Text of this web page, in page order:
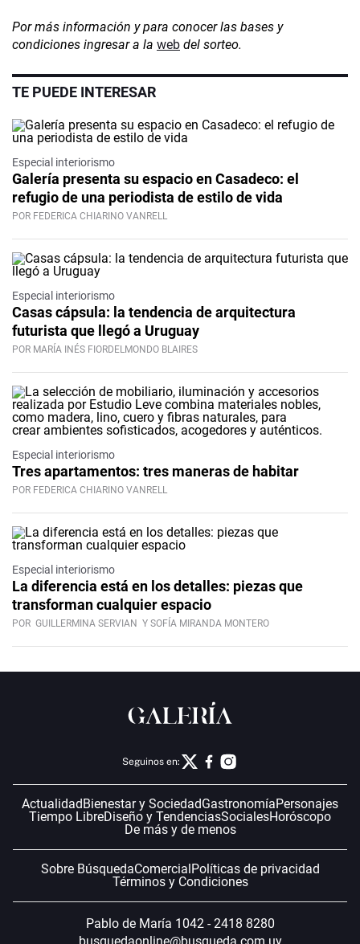
Por más información y para conocer las bases y
condiciones ingresar a la web del sorteo.
TE PUEDE INTERESAR
Especial interiorismo
Galería presenta su espacio en Casadeco: el
refugio de una periodista de estilo de vida
POR FEDERICA CHIARINO VANRELL
Especial interiorismo
Casas cápsula: la tendencia de arquitectura
futurista que llegó a Uruguay
POR MARÍA INÉS FIORDELMONDO BLAIRES
Especial interiorismo
Tres apartamentos: tres maneras de habitar
POR FEDERICA CHIARINO VANRELL
Especial interiorismo
La diferencia está en los detalles: piezas que
transforman cualquier espacio
POR GUILLERMINA SERVIAN Y SOFÍA MIRANDA MONTERO
Seguinos en:
Actualidad Bienestar y SociedadGastronomíaPersonajes
Tiempo LibreDiseño y TendenciasSocialesHoróscopo
De más y de menos
Sobre BúsquedaComercial Políticas de privacidad
Términos y Condiciones
Pablo de María 1042 - 2418 8280